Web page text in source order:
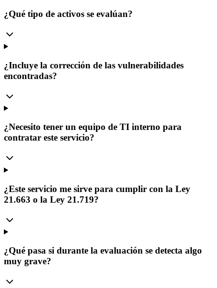
¿Qué tipo de activos se evalúan?
¿Incluye la corrección de las vulnerabilidades
encontradas?
¿Necesito tener un equipo de TI interno para
contratar este servicio?
¿Este servicio me sirve para cumplir con la Ley
21.663 o la Ley 21.719?
¿Qué pasa si durante la evaluación se detecta algo
muy grave?